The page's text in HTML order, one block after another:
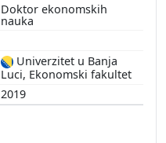
Doktor ekonomskih
nauka
Univerzitet u Banja
Luci, Ekonomski fakultet
2019